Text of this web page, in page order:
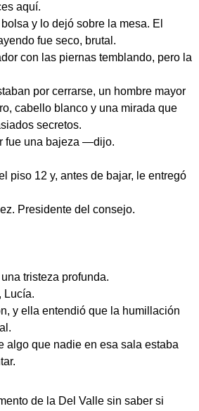
aquí.
y lo dejó sobre la mesa. El
fue seco, brutal.
con las piernas temblando, pero la
por cerrarse, un hombre mayor
cabello blanco y una mirada que
secretos.
fue una bajeza —dijo.
piso 12 y, antes de bajar, le entregó
Presidente del consejo.
tristeza profunda.
Lucía.
y ella entendió que la humillación
algo que nadie en esa sala estaba
de la Del Valle sin saber si